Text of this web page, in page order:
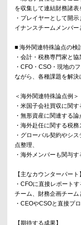
を収集して連結財務諸表
・プレイヤーとして開
イナンスチームメンバ
■ 海外関連特殊論点の検
・会計・税務専門家と
・CFO・CSO・現地の
ながら、各種課題を解決
＜海外関連特殊論点例＞
・米国子会社買収に関す
・無形資産に関連する論
・海外赴任に関する税
・グローバル契約やシ
点整理、
・海外メンバーも関与
【主なカウンターパート】
・CFOに直接レポート
チーム、財務企画チー
・CEOやCSOと直接プ
【期待する成果】